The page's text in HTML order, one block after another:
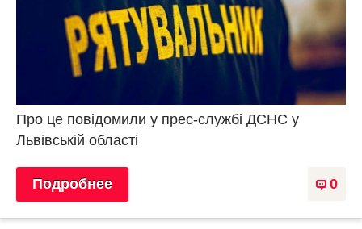
Про це повідомили у прес-службі ДСНС у
Львівській області
0
Подробнее